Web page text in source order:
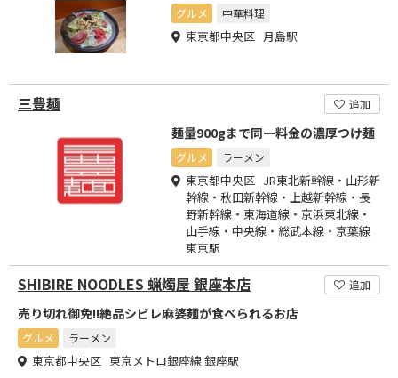
グルメ 中華料理
東京都中央区 月島駅
三豊麺 追加
麺量900gまで同一料金の濃厚つけ麺
グルメ ラーメン
東京都中央区 JR東北新幹線・山形新
幹線・秋田新幹線・上越新幹線・長
野新幹線・東海道線・京浜東北線・
山手線・中央線・総武本線・京葉線
東京駅
SHIBIRE NOODLES 蝋燭屋 銀座本店 追加
売り切れ御免!!絶品シビレ麻婆麺が食べられるお店
グルメ ラーメン
東京都中央区 東京メトロ銀座線 銀座駅